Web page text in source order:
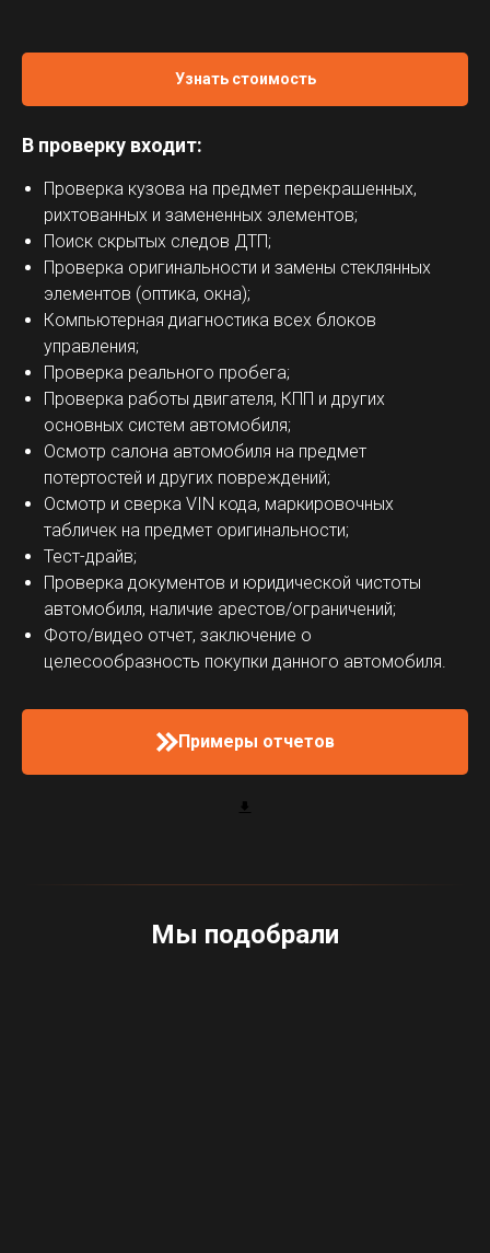
Узнать стоимость
В проверку входит:
Проверка кузова на предмет перекрашенных,
рихтованных и замененных элементов;
Поиск скрытых следов ДТП;
Проверка оригинальности и замены стеклянных
элементов (оптика, окна);
Компьютерная диагностика всех блоков
управления;
Проверка реального пробега;
Проверка работы двигателя, КПП и других
основных систем автомобиля;
Осмотр салона автомобиля на предмет
потертостей и других повреждений;
Осмотр и сверка VIN кода, маркировочных
табличек на предмет оригинальности;
Тест-драйв;
Проверка документов и юридической чистоты
автомобиля, наличие арестов/ограничений;
Фото/видео отчет, заключение о
целесообразность покупки данного автомобиля.
Примеры отчетов
Мы подобрали